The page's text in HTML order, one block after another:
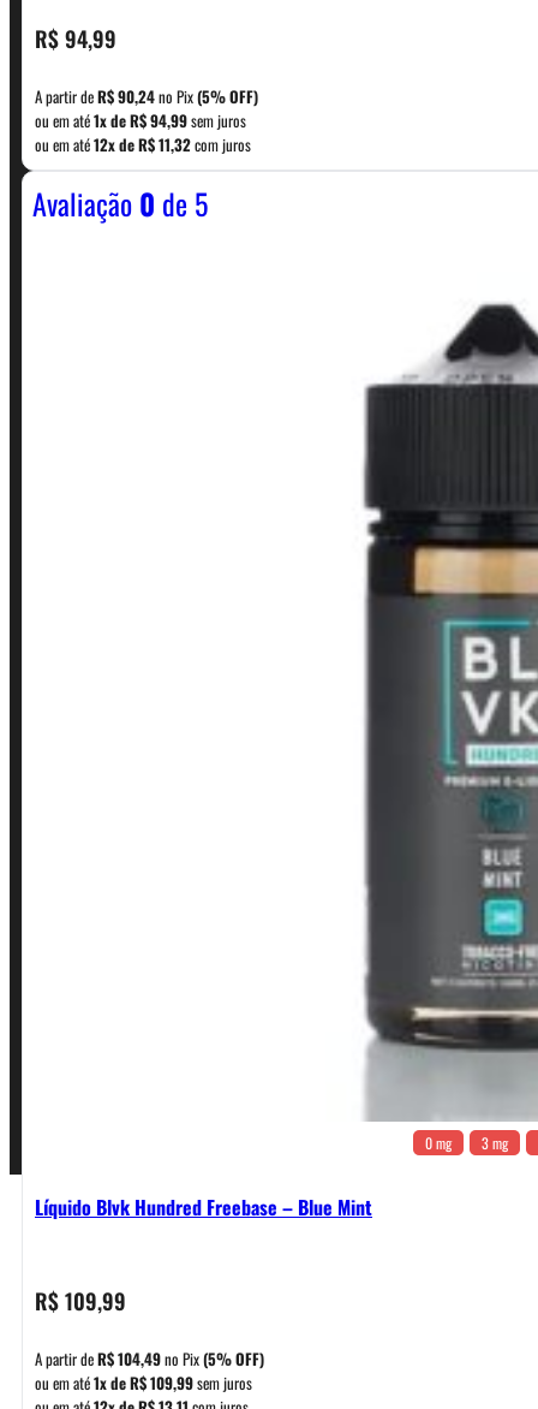
R$94,99
A partir deR$90,24no Pix(5% OFF)
ou em até1x deR$94,99sem juros
ou em até12x deR$11,32com juros
Avaliação0 de 5
0 mg 3 mg
Líquido Blvk Hundred Freebase – Blue Mint
R$109,99
A partir deR$104,49no Pix(5% OFF)
ou em até1x deR$109,99sem juros
CONTATO
WhatsApp: (11) 5229-0120
Horário: Política de Horario e Fretes
Política de Garantia, Reembolso e Devolução